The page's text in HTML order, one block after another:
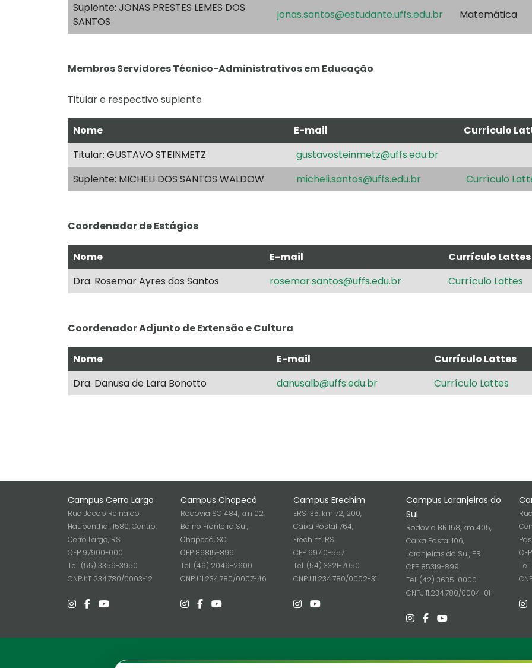
Suplente: JONAS PRESTES LEMES DOS
SANTOS
jonas.santos@estudante.uffs.edu.br Matemática
Membros Servidores Técnico-Administrativos em Educação
Titular e respectivo suplente
Nome E-mail
Currículo
Titular: GUSTAVO STEINMETZ
gustavosteinmetz@uffs.edu.br
Suplente: MICHELI DOS SANTOS WALDOW
micheli.santos@uffs.edu.br Currículo
Coordenador de Estágios
Nome E-mail
Currículo Lattes
Dra. Rosemar Ayres dos Santos
rosemar.santos@uffs.edu.br Currículo Lattes
Coordenador Adjunto de Extensão e Cultura
Nome E-mail
Currículo Lattes
Dra. Danusa de Lara Bonotto
danusalb@uffs.edu.br Currículo Lattes
Campus Cerro Largo
Rua Jacob Reinaldo
Haupenthal, 1580, Centro,
Cerro Largo, RS
CEP 97900-000
Tel. (55) 3359-3950
CNPJ: 11.234.780/0003-12
Campus Chapecó
Rodovia SC 484, km 02,
Bairro Fronteira Sul,
Chapecó, SC
CEP 89815-899
Tel. (49) 2049-2600
CNPJ 11.234.780/0007-46
Campus Erechim
ERS 135, km 72, 200,
Caixa Postal 764,
Erechim, RS
CEP 99710-557
Tel. (54) 3321-7050
CNPJ 11.234.780/0002-31
Campus Laranjeiras do
Sul
Rodovia BR 158, km 405,
Caixa Postal 106,
Laranjeiras do Sul, PR
CEP 85319-899
Tel. (42) 3635-0000
CNPJ 11.234.780/0004-01